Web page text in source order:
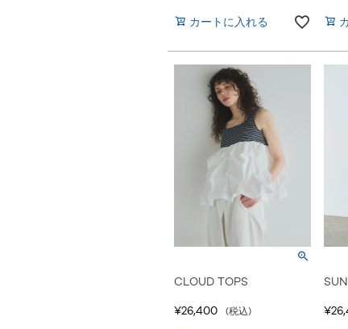
カートに入れる
CLOUD TOPS
¥26,400 税込 ¥